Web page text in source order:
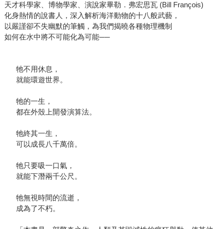
天才科學家、博物學家、演說家畢勒．弗宏思瓦 (Bill François)
化身熱情的說書人，深入解析海洋動物的十八般武藝，
以嚴謹卻不失幽默的筆觸，為我們揭曉各種物理機制
如何在水中將不可能化為可能──
牠不用休息，
就能環遊世界。
牠的一生，
都在外殼上開發演算法。
牠終其一生，
可以成長八千萬倍。
牠只要吸一口氣，
就能下潛兩千公尺。
牠無視時間的流逝，
成為了不朽。